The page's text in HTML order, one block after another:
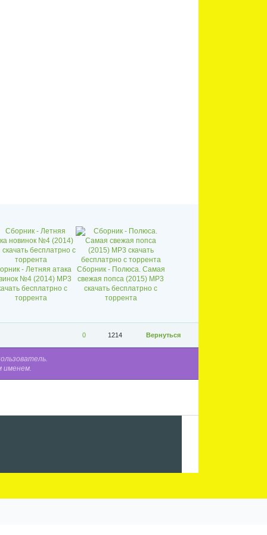
- Летняя атака
№4 (2014) MP3
бесплатрно с
торрента
Сборник - Полюса. Самая
свежая попса (2015) MP3
скачать бесплатрно с
торрента
Вернуться
1214
0
именем.